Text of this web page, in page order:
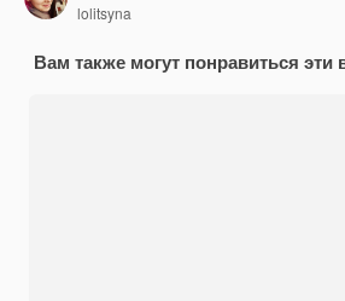
lolitsyna
Вам также могут понравиться эти